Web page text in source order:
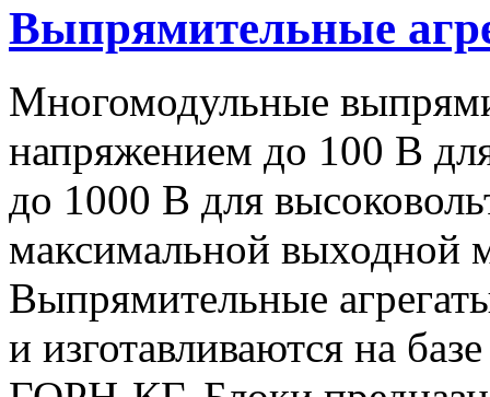
Выпрямительные
Многомодульные
напряжением до 100 В
до 1000 В для
максимальной
Выпрямительные
и изготавливаются на